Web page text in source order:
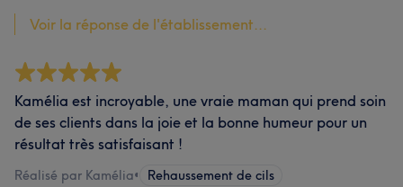
Voir la réponse de l'établissement...
Kamélia est incroyable, une vraie maman qui prend soin
de ses clients dans la joie et la bonne humeur pour un
résultat très satisfaisant !
Réalisé par Kamélia• Rehaussement de cils